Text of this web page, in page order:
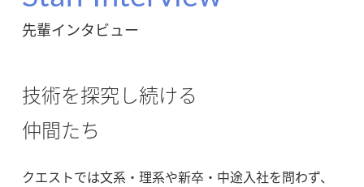
先輩インタビュー
技術を探究し続ける
仲間たち
クエストでは文系・理系や新卒・中途入社を問わず、